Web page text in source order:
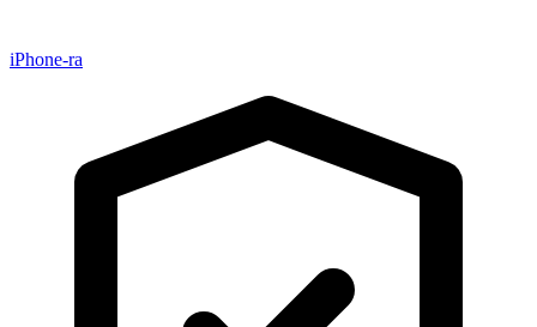
iPhone-ra